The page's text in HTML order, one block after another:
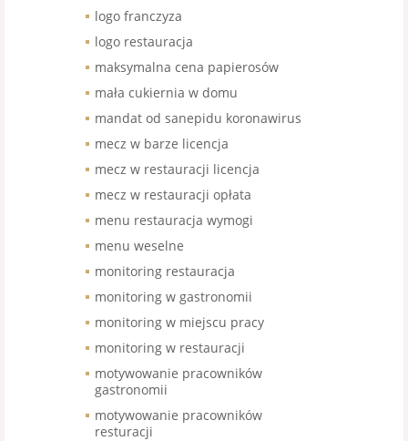
logo franczyza
logo restauracja
maksymalna cena papierosów
mała cukiernia w domu
mandat od sanepidu koronawirus
mecz w barze licencja
mecz w restauracji licencja
mecz w restauracji opłata
menu restauracja wymogi
menu weselne
monitoring restauracja
monitoring w gastronomii
monitoring w miejscu pracy
monitoring w restauracji
motywowanie pracowników
gastronomii
motywowanie pracowników
resturacji